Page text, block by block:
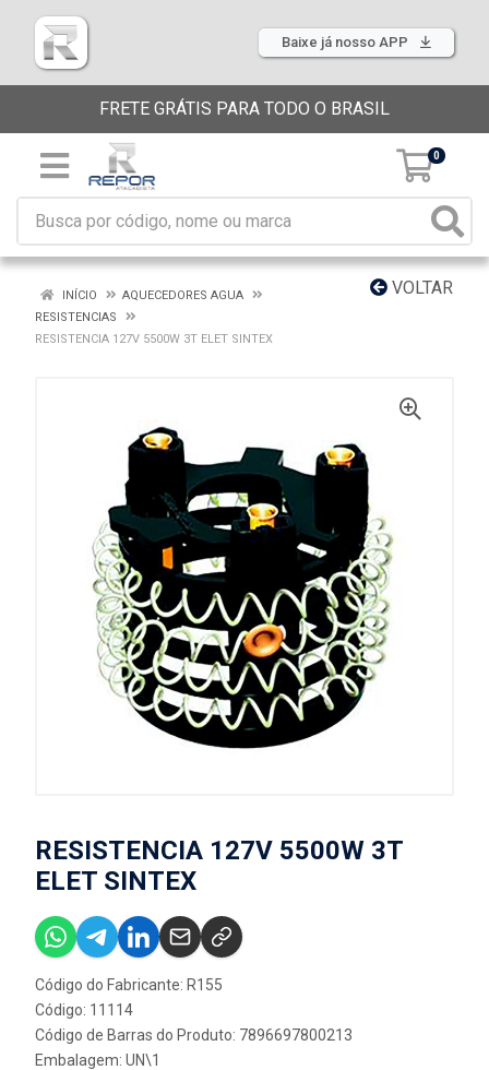
Baixe já nosso APP
FRETE GRÁTIS PARA TODO O BRASIL
0
VOLTAR
INÍCIO
AQUECEDORES AGUA
RESISTENCIAS
RESISTENCIA 127V 5500W 3T ELET SINTEX
RESISTENCIA 127V 5500W 3T
ELET SINTEX
Código do Fabricante: R155
Código: 11114
Código de Barras do Produto: 7896697800213
Embalagem: UN\1